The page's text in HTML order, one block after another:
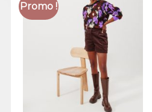
Promo !